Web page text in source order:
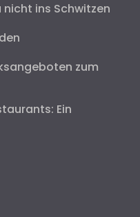
ins Schwitzen
zum
Ein